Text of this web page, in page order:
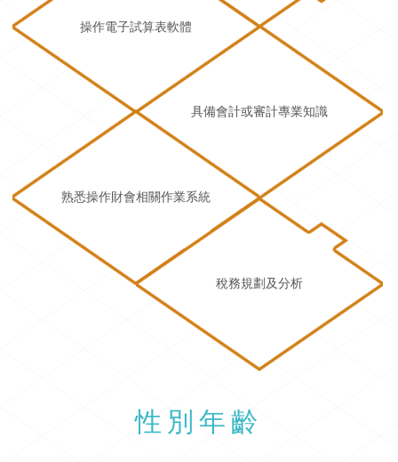
操作電子試算表軟體
具備會計或審計專業知識
熟悉操作財會相關作業系統
稅務規劃及分析
性別年齡